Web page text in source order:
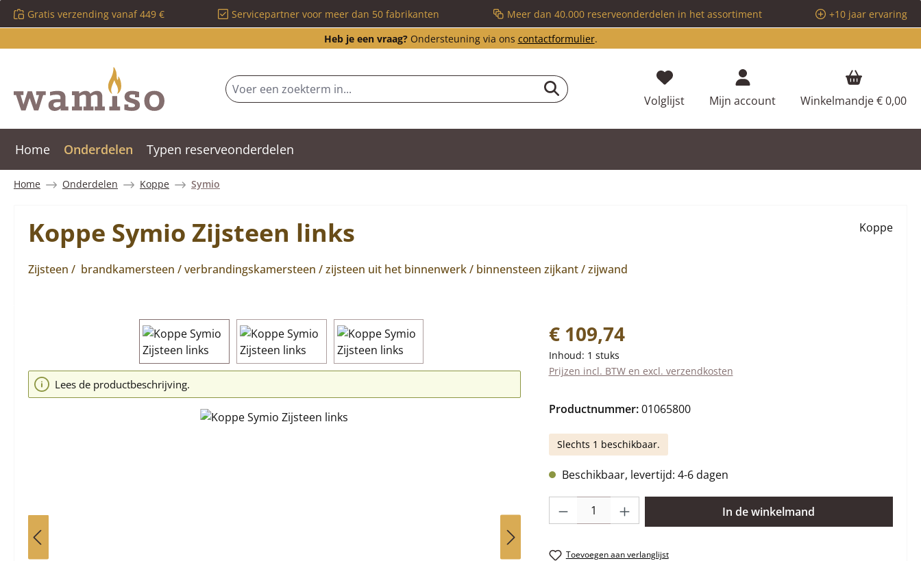
naar de hoofdinhoud
Ga naar de zoekopdracht
Ga naar de hoofdnavigatie
Gratis verzending vanaf 449 € Servicepartner voor meer dan 50 fabrikanten Meer dan 40.000 reserveonderdelen in het assortiment
+10 jaar ervaring
Heb je een vraag?Ondersteuning via ons contactformulier.
VolglijstJe hebt 0 items op je verlanglijstje
Mijn account Winkelmandje€ 0,00
Home Onderdelen Typen reserveonderdelen
Home Onderdelen Koppe Symio
Koppe Symio Zijsteen links
Zijsteen / brandkamersteen / verbrandingskamersteen / zijsteen uit het binnenwerk / binnensteen zijkant / zijwand
Koppe
Afbeeldingengalerij overslaan
Lees de productbeschrijving.
Normale prijs:
€ 109,74
Inhoud: 1 stuks
Prijzen incl. BTW en excl. verzendkosten
Productnummer:01065800
Slechts 1 beschikbaar.
Beschikbaar, levertijd: 4-6 dagen
Producthoeveelheid: Voer de gewenste hoeveelheid in of gebruik de knoppen
In de winkelmand
Toevoegen aan verlanglijst